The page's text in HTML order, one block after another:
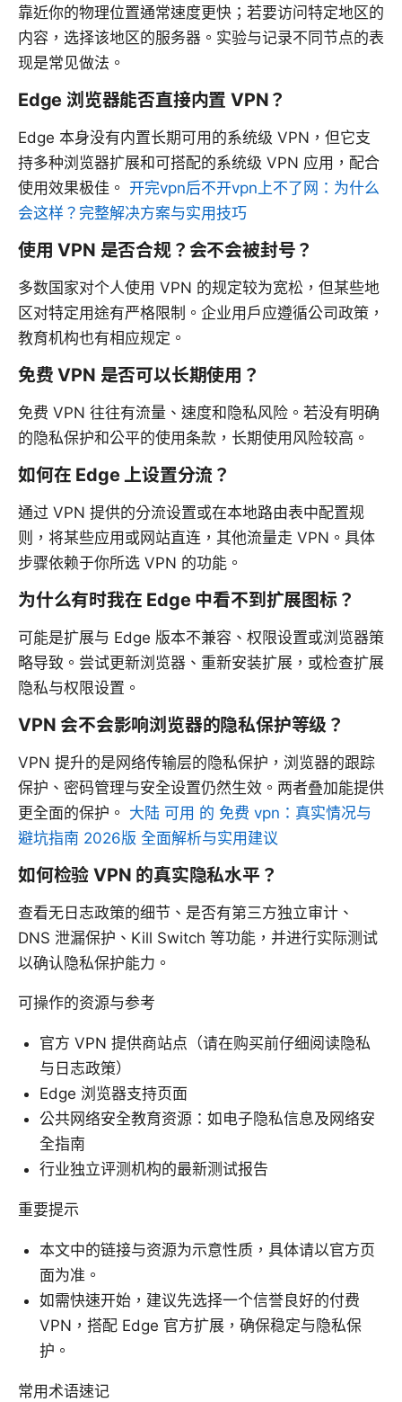
靠近你的物理位置通常速度更快；若要访问特定地区的
内容，选择该地区的服务器。实验与记录不同节点的表
现是常见做法。
Edge 浏览器能否直接内置 VPN？
Edge 本身没有内置长期可用的系统级 VPN，但它支
持多种浏览器扩展和可搭配的系统级 VPN 应用，配合
使用效果极佳。 开完vpn后不开vpn上不了网：为什么
会这样？完整解决方案与实用技巧
使用 VPN 是否合规？会不会被封号？
多数国家对个人使用 VPN 的规定较为宽松，但某些地
区对特定用途有严格限制。企业用户应遵循公司政策，
教育机构也有相应规定。
免费 VPN 是否可以长期使用？
免费 VPN 往往有流量、速度和隐私风险。若没有明确
的隐私保护和公平的使用条款，长期使用风险较高。
如何在 Edge 上设置分流？
通过 VPN 提供的分流设置或在本地路由表中配置规
则，将某些应用或网站直连，其他流量走 VPN。具体
步骤依赖于你所选 VPN 的功能。
为什么有时我在 Edge 中看不到扩展图标？
可能是扩展与 Edge 版本不兼容、权限设置或浏览器策
略导致。尝试更新浏览器、重新安装扩展，或检查扩展
隐私与权限设置。
VPN 会不会影响浏览器的隐私保护等级？
VPN 提升的是网络传输层的隐私保护，浏览器的跟踪
保护、密码管理与安全设置仍然生效。两者叠加能提供
更全面的保护。 大陆 可用 的 免费 vpn：真实情况与
避坑指南 2026版 全面解析与实用建议
如何检验 VPN 的真实隐私水平？
查看无日志政策的细节、是否有第三方独立审计、
DNS 泄漏保护、Kill Switch 等功能，并进行实际测试
以确认隐私保护能力。
可操作的资源与参考
官方 VPN 提供商站点（请在购买前仔细阅读隐私
与日志政策）
Edge 浏览器支持页面
公共网络安全教育资源：如电子隐私信息及网络安
全指南
行业独立评测机构的最新测试报告
重要提示
本文中的链接与资源为示意性质，具体请以官方页
面为准。
如需快速开始，建议先选择一个信誉良好的付费
VPN，搭配 Edge 官方扩展，确保稳定与隐私保
护。
常用术语速记